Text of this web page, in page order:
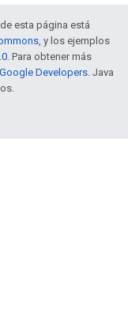
esta página está
, y los ejemplos
. Para obtener más
Developers. Java